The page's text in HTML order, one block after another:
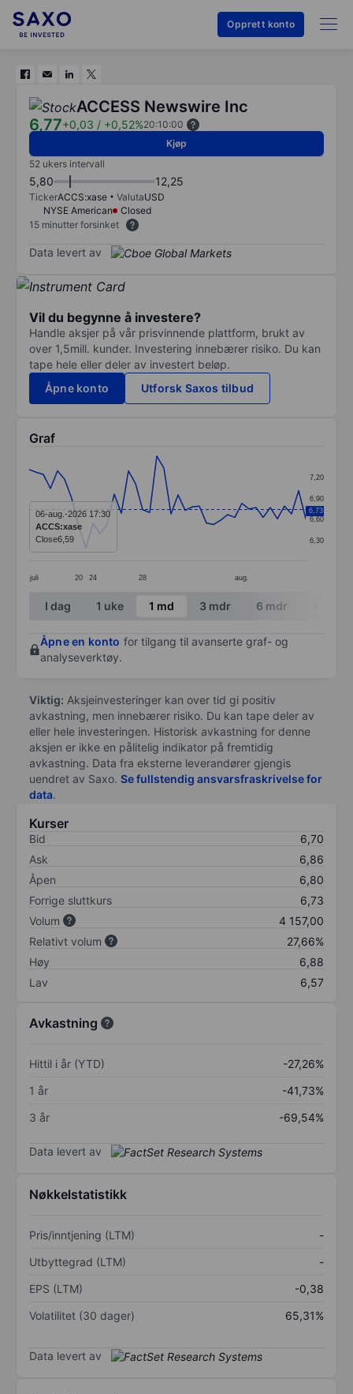
Opprett konto
ACCESS Newswire Inc
6,77+0,03 / +0,52%20:10:00
Kjøp
52 ukers intervall
5,80 12,25
TickerACCS:xase ValutaUSD
NYSE American
Closed
15 minutter forsinket
Data levert av
Vil du begynne å investere?
Handle aksjer på vår prisvinnende plattform, brukt av
over 1,5mill. kunder. Investering innebærer risiko. Du kan
tape hele eller deler av investert beløp.
Åpne konto
Utforsk Saxos tilbud
Graf
Line chart with 40 data points.
The chart has 1 X axis displaying categories.
The chart has 1 Y axis displaying values. Data ranges
juli 20 24 28 aug.
6,30
6,60
6,90
7,20
6,73
06-aug.-2026 17:30
ACCS:xase
Close6,59
End of interactive chart.
I dag 1 uke 1 md 3 mdr 6 mdr
Åpne en konto for tilgang til avanserte graf- og
analyseverktøy.
Viktig: Aksjeinvesteringer kan over tid gi positiv
avkastning, men innebærer risiko. Du kan tape deler av
eller hele investeringen. Historisk avkastning for denne
aksjen er ikke en pålitelig indikator på fremtidig
avkastning. Data fra eksterne leverandører gjengis
uendret av Saxo. Se fullstendig ansvarsfraskrivelse for
data.
Kurser
Bid
6,70
Ask
6,86
Åpen
6,80
Forrige sluttkurs
6,73
Volum
4 157,00
Relativt volum
27,66%
Høy
6,88
Lav
6,57
Avkastning
Hittil i år (YTD)
-27,26%
1 år
-41,73%
3 år
-69,54%
Data levert av
Nøkkelstatistikk
Pris/inntjening (LTM)
-
Utbyttegrad (LTM)
-
EPS (LTM)
-0,38
Volatilitet (30 dager)
65,31%
Data levert av